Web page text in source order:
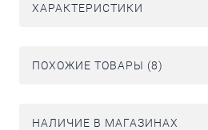
ХАРАКТЕРИСТИКИ
ПОХОЖИЕ ТОВАРЫ (8)
НАЛИЧИЕ В МАГАЗИНАХ